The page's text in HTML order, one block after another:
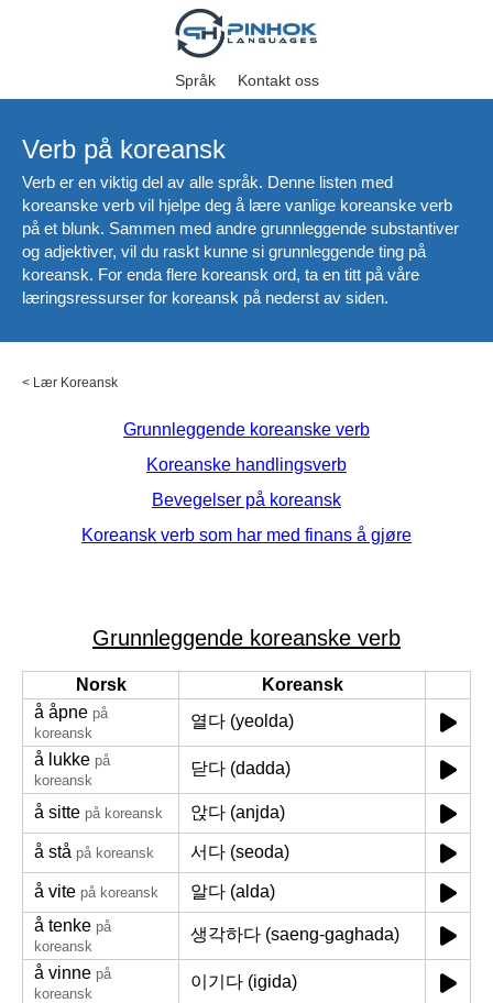
Språk Kontakt oss
Verb på koreansk
Verb er en viktig del av alle språk. Denne listen med
koreanske verb vil hjelpe deg å lære vanlige koreanske verb
på et blunk. Sammen med andre grunnleggende substantiver
og adjektiver, vil du raskt kunne si grunnleggende ting på
koreansk. For enda flere koreansk ord, ta en titt på våre
læringsressurser for koreansk på nederst av siden.
< Lær Koreansk
Grunnleggende koreanske verb
Koreanske handlingsverb
Bevegelser på koreansk
Koreansk verb som har med finans å gjøre
Grunnleggende koreanske verb
Norsk
Koreansk
å åpne på
koreansk
열다 (yeolda)
å lukke på
koreansk
닫다 (dadda)
å sitte på koreansk 앉다 (anjda)
å stå på koreansk 서다 (seoda)
å vite på koreansk
알다 (alda)
å tenke på
koreansk
생각하다 (saeng-gaghada)
å vinne på
koreansk
이기다 (igida)